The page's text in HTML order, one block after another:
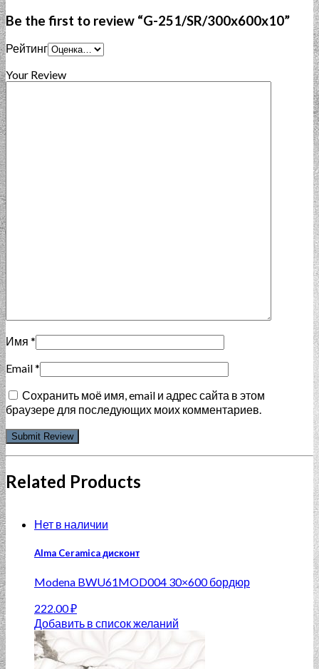
Be the first to review “G-251/SR/300x600x10”
Рейтинг
Your Review
Имя *
Email*
Сохранить моё имя, email и адрес сайта в этом
браузере для последующих моих комментариев.
Related Products
Нет в наличии
Alma Ceramica дисконт
Modena BWU61MOD004 30×600 бордюр
222.00₽
Добавить в список желаний